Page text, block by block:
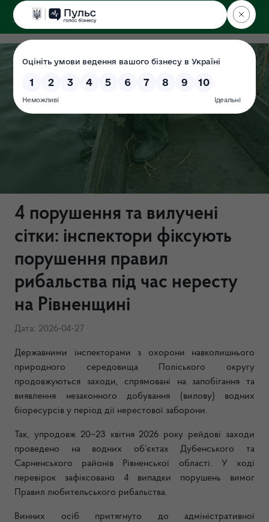
ДЕРЖЕКОІНСПЕКЦІЯ
Поліського округу
4 порушення та вилучені
сітки: інспектори фіксують
порушення правил
рибальства під час нересту
на Рівненщині
Дата: 2026-04-27
Державними інспекторами з охорони навколишнього
природного середовища Поліського округу
продовжуються заходи, спрямовані на запобігання та
виявлення незаконного добування (вилову) водних
біоресурсів у період дії нерестової заборони.
Так, упродовж 20–23 квітня 2026 року рейдові заходи
проведено на водних об’єктах Дубенського та
Сарненського районів Рівненської області. У ході
перевірок зафіксовано 4 випадки порушень вимог
Правил любительського рибальства.
Винних осіб притягнуто до адміністративної